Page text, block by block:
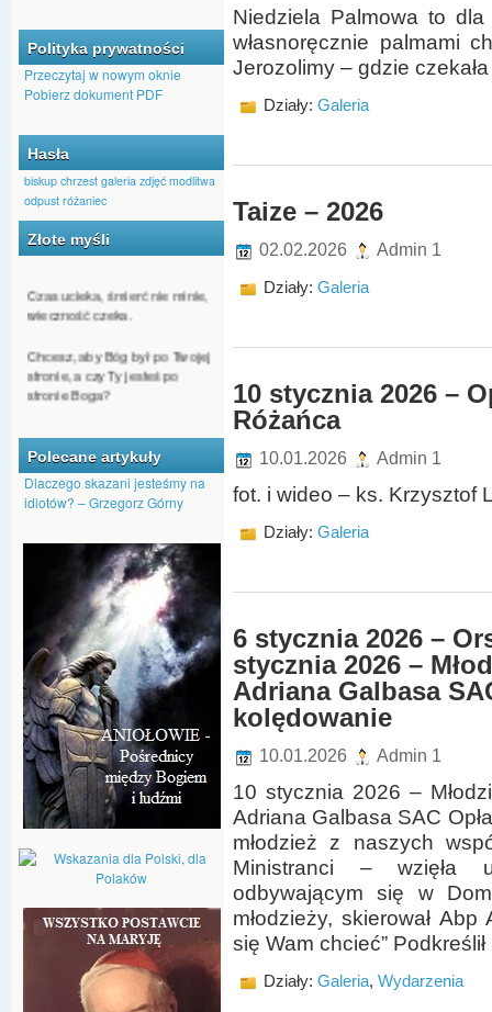
Polityka prywatności
Przeczytaj w nowym oknie
Pobierz dokument PDF
Hasła
biskup chrzest galeria zdjęć modlitwa
odpust różaniec
Złote myśli
wieczność czeka.
stronie, a czy Ty jesteś po
stronie Boga?
nieba, nie może być
człowiekiem nienawiści.
Nawet kąkol może Bóg
przeistoczyć w pszenicę.
Dajmy Bogu szansę, by nas
przemienił, aby na nowo
pojawiło się w nas Boże
tchnienie.
Polecane artykuły
Dlaczego skazani jesteśmy na
idiotów? – Grzegorz Górny
Niedziela Palmowa to
własnoręcznie palmami
Jerozolimy – gdzie
Działy: Galeria
Taize – 2026
02.02.2026 Admin 1
Działy: Galeria
10 stycznia 2026 –
Różańca
10.01.2026 Admin 1
fot. i wideo – ks. Krzysztof
Działy: Galeria
6 stycznia 2026 –
stycznia 2026 –
Adriana Galbasa
kolędowanie
10.01.2026 Admin 1
10 stycznia 2026 –
Adriana Galbasa SAC
młodzież z naszych
Ministranci – wzięła
odbywającym się w
młodzieży, skierował Abp
się Wam chcieć”
Działy: Galeria, Wydarzenia